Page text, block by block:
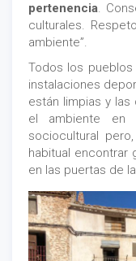
pertenencia.
culturales.
ambiente”.
Todos los
instalaciones
están limpias y las
el ambiente
sociocultural
habitual encontrar
en las puertas de